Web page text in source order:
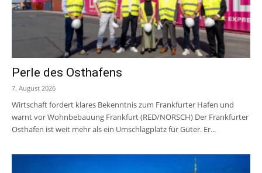
Perle des Osthafens
7. August 2026
Wirtschaft fordert klares Bekenntnis zum Frankfurter Hafen und
warnt vor Wohnbebauung Frankfurt (RED/NORSCH) Der Frankfurter
Osthafen ist weit mehr als ein Umschlagplatz für Güter. Er...